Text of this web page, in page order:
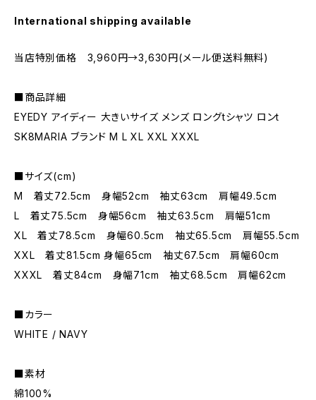
International shipping available
当店特別価格 3,960円→3,630円(メール便送料無料)
■商品詳細
EYEDY アイディー 大きいサイズ メンズ ロングtシャツ ロンt
SK8MARIA ブランド M L XL XXL XXXL
■サイズ(cm)
M 着丈72.5cm 身幅52cm 袖丈63cm 肩幅49.5cm
L 着丈75.5cm 身幅56cm 袖丈63.5cm 肩幅51cm
XL 着丈78.5cm 身幅60.5cm 袖丈65.5cm 肩幅55.5cm
XXL 着丈81.5cm 身幅65cm 袖丈67.5cm 肩幅60cm
XXXL 着丈84cm 身幅71cm 袖丈68.5cm 肩幅62cm
■カラー
WHITE / NAVY
■素材
綿100%